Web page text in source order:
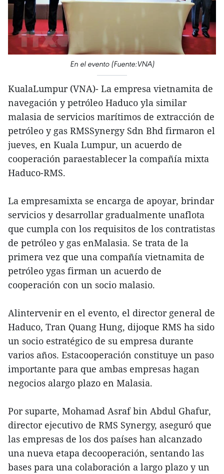
En el evento (Fuente:VNA)
KualaLumpur (VNA)- La empresa vietnamita de
navegación y petróleo Haduco yla similar
malasia de servicios marítimos de extracción de
petróleo y gas RMSSynergy Sdn Bhd firmaron el
jueves, en Kuala Lumpur, un acuerdo de
cooperación paraestablecer la compañía mixta
Haduco-RMS.
La empresamixta se encarga de apoyar, brindar
servicios y desarrollar gradualmente unaflota
que cumpla con los requisitos de los contratistas
de petróleo y gas enMalasia. Se trata de la
primera vez que una compañía vietnamita de
petróleo ygas firman un acuerdo de
cooperación con un socio malasio.
Alintervenir en el evento, el director general de
Haduco, Tran Quang Hung, dijoque RMS ha sido
un socio estratégico de su empresa durante
varios años. Estacooperación constituye un paso
importante para que ambas empresas hagan
negocios alargo plazo en Malasia.
Por suparte, Mohamad Asraf bin Abdul Ghafur,
director ejecutivo de RMS Synergy, aseguró que
las empresas de los dos países han alcanzado
una nueva etapa decooperación, sentando las
bases para una colaboración a largo plazo y un